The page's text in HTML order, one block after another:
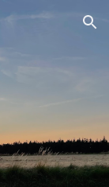
Skip to navigation